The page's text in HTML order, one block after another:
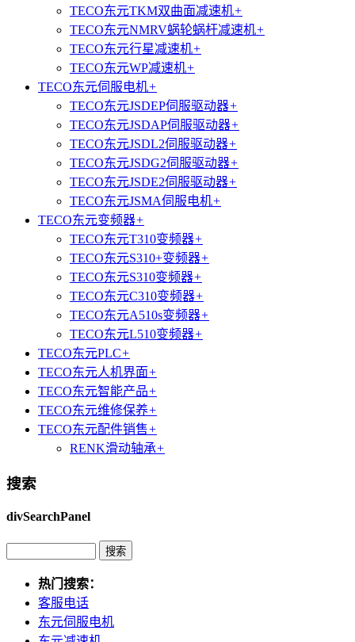
TECO东元TKM双曲面减速机+
TECO东元NMRV蜗轮蜗杆减速机+
TECO东元行星减速机+
TECO东元WP减速机+
TECO东元伺服电机+
TECO东元JSDEP伺服驱动器+
TECO东元JSDAP伺服驱动器+
TECO东元JSDL2伺服驱动器+
TECO东元JSDG2伺服驱动器+
TECO东元JSDE2伺服驱动器+
TECO东元JSMA伺服电机+
TECO东元变频器+
TECO东元T310变频器+
TECO东元S310+变频器+
TECO东元S310变频器+
TECO东元C310变频器+
TECO东元A510s变频器+
TECO东元L510变频器+
TECO东元PLC+
TECO东元人机界面+
TECO东元智能产品+
TECO东元维修保养+
TECO东元配件销售+
RENK滑动轴承+
搜索
divSearchPanel
热门搜索：
客服电话
东元伺服电机